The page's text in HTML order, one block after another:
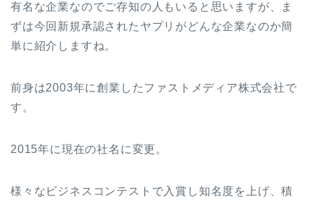
有名な企業なのでご存知の人もいると思いますが、ま
ずは今回新規承認されたヤプリがどんな企業なのか簡
単に紹介しますね。
前身は2003年に創業したファストメディア株式会社で
す。
2015年に現在の社名に変更。
様々なビジネスコンテストで入賞し知名度を上げ、積